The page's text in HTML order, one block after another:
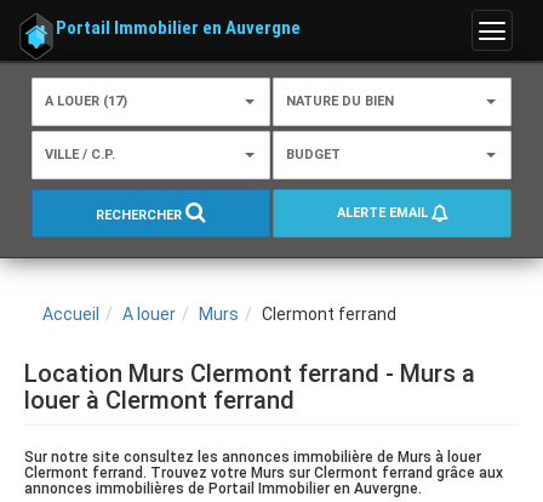
Menu
Portail Immobilier en Auvergne
A LOUER (17) NATURE DU BIEN
VILLE / C.P. BUDGET
RECHERCHER ALERTE EMAIL
Accueil A louer Murs Clermont ferrand
Location Murs Clermont ferrand - Murs a
louer à Clermont ferrand
Sur notre site consultez les annonces immobilière de Murs à louer
Clermont ferrand. Trouvez votre Murs sur Clermont ferrand grâce aux
annonces immobilières de Portail Immobilier en Auvergne.